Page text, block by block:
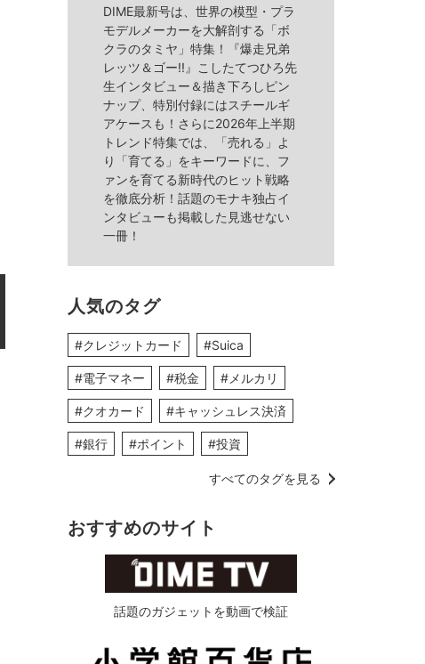
DIME最新号は、世界の模型・プラ
モデルメーカーを大解剖する「ボ
クラのタミヤ」特集！『爆走兄弟
レッツ＆ゴー!!』こしたてつひろ先
生インタビュー＆描き下ろしピン
ナップ、特別付録にはスチールギ
アケースも！さらに2026年上半期
トレンド特集では、「売れる」よ
り「育てる」をキーワードに、フ
ァンを育てる新時代のヒット戦略
を徹底分析！話題のモナキ独占イ
ンタビューも掲載した見逃せない
一冊！
人気のタグ
#クレジットカード #Suica
#電子マネー #税金 #メルカリ
#クオカード #キャッシュレス決済
#銀行 #ポイント #投資
すべてのタグを見る
おすすめのサイト
話題のガジェットを動画で検証